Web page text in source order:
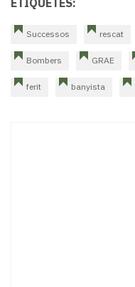
ETIQUETES:
Successos rescat
Bombers GRAE
ferit banyista